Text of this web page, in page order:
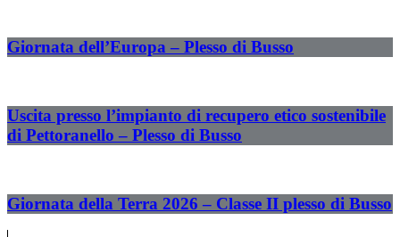
Giornata dell’Europa – Plesso di Busso
Uscita presso l’impianto di recupero etico sostenibile
di Pettoranello – Plesso di Busso
Giornata della Terra 2026 – Classe II plesso di Busso